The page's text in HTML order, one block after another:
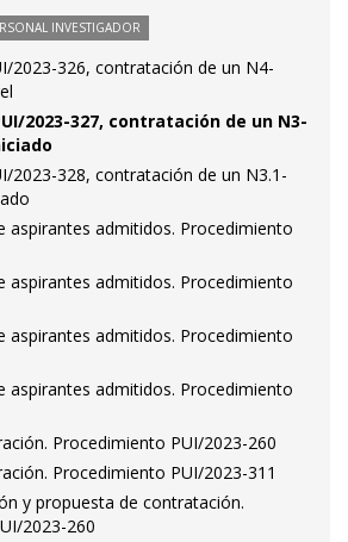
INVESTIGADOR
2023-326, contratación de un N4-
2023-327, contratación de un N3-
2023-328, contratación de un N3.1-
aspirantes admitidos. Procedimiento
aspirantes admitidos. Procedimiento
aspirantes admitidos. Procedimiento
aspirantes admitidos. Procedimiento
Procedimiento PUI/2023-260
Procedimiento PUI/2023-311
y propuesta de contratación.
2023-260